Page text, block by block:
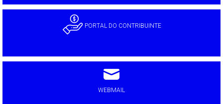
PORTAL DO CONTRIBUINTE
WEBMAIL